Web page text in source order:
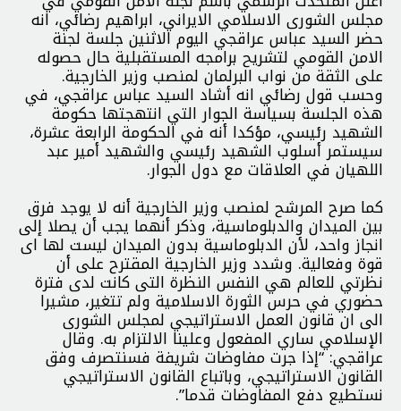
مجلس الشورى الاسلامي الايراني، ابراهيم رضائي، انه
حضر السيد عباس عراقجي اليوم الاثنين جلسة لجنة
الامن القومي لتشريح برامجه المستقبلية حال حصوله
على الثقة من نواب البرلمان لمنصب وزير الخارجية.
وحسب قول رضائي انه أشاد السيد عباس عراقجي، في
هذه الجلسة بسياسة الجوار التي انتهجتها حكومة
الشهيد رئيسي، مؤكدا أنه في الحكومة الرابعة عشرة،
سيستمر أسلوب الشهيد رئيسي والشهيد أمير عبد
اللهيان في العلاقات مع دول الجوار.
كما صرح المرشح لمنصب وزير الخارجية أنه لا يوجد فرق
بين الميدان والدبلوماسية، وذكر أنهما يجب أن يصلا إلى
انجاز واحد، لأن الدبلوماسية بدون الميدان ليست لها اى
قوة وفعالية. وشدد وزير الخارجية المقترح على أن
نظرتي للعالم هي النفس النظرة التى كانت لدى فترة
حضوري في حرس الثورة الاسلامية ولم تتغير، مشيرا
الى ان قانون العمل الاستراتيجي لمجلس الشورى
الإسلامي ساري المفعول وعلينا الالتزام به. وقال
عراقجي: “إذا جرت مفاوضات شريفة فسنتصرف وفق
القانون الاستراتيجي، وباتباع القانون الاستراتيجي
نستطيع دفع المفاوضات قدما”.